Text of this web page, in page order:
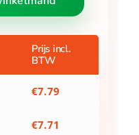
Prijs incl.
BTW
€7.79
€7.71